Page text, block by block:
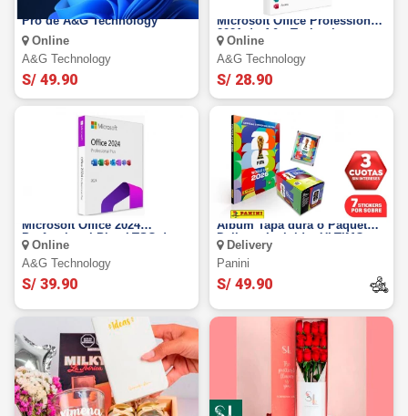
Licencia Original Windows 11
Pro de A&G Technology
Online
A&g Technology
S/ 49.90
Licencia Permanente de
Microsoft Office Professional
2021 de A&g Technology
Online
A&g Technology
S/ 28.90
Licencia Permanente
Microsoft Office 2024
Professional Plus LTSC de
A&g Technology
Online
A&g Technology
S/ 39.90
Álbum Mundial 2026 PANINI:
Álbum Tapa dura o Paquetón.
Delivery Incluido. ULTIMO
STOCK
Delivery
Panini
S/ 49.90